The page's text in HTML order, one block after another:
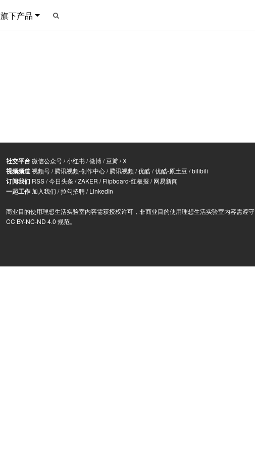
旗下产品
社交平台微信公众号/小红书/微博/豆瓣/X
视频频道视频号/腾讯视频-创作中心/腾讯视频/优酷/优酷-原土豆 /bilibili
订阅我们 RSS/今日头条 /ZAKER /Flipboard-红板报 /网易新闻
一起工作加入我们 /拉勾招聘/LinkedIn
商业目的使用理想生活实验室内容需获授权许可，非商业目的使用理想生活实验室内容需遵守
CC BY-NC-ND 4.0 规范。